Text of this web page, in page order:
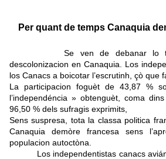
Per quant de temps Canaquia
Se ven de debanar lo
descolonizacion en Canaquia. Los
los Canacs a boicotar l’escrutinh, çò que
La participacion foguèt de 43,87 %
l’independéncia » obtenguèt, coma
96,50 % dels sufragis exprimits,
Sens suspresa, tota la classa politica
Canaquia demòre francesa sens
populacion autoctòna.
Los independentistas canacs